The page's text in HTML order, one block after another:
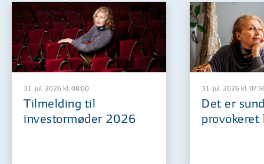
31. jul. 2026 kl. 08:00
Tilmelding til
investormøder 2026
31. jul. 2026 kl.
Det er
provokeret